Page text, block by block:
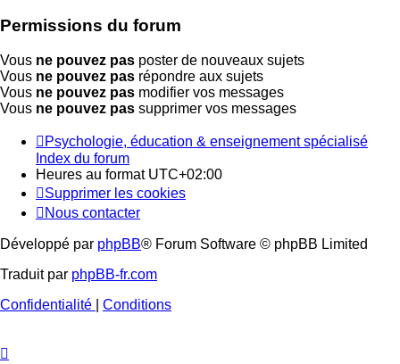
Permissions du forum
Vous ne pouvez pas poster de nouveaux sujets
Vous ne pouvez pas répondre aux sujets
Vous ne pouvez pas modifier vos messages
Vous ne pouvez pas supprimer vos messages
Psychologie, éducation & enseignement spécialisé
Index du forum
Heures au format UTC+02:00
Supprimer les cookies
Nous contacter
Développé par phpBB® Forum Software © phpBB Limited
Traduit par phpBB-fr.com
Confidentialité
Conditions